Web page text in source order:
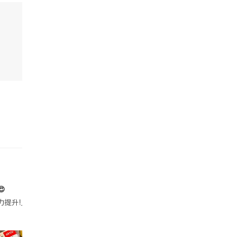
帶的行動電源機身已標示「10000mAh」，卻仍被要求當場丟
提升!｣ 長時間對住電腦､剪片寫稿,成日覺得眼睛乾澀､腦袋好似｢斷